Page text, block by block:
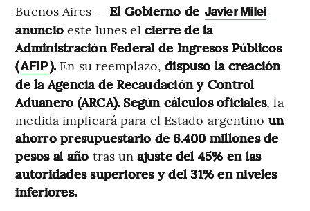
Buenos Aires — El Gobierno de Javier Milei
anuncióeste lunes el cierre de la
Administración Federal de Ingresos Públicos
(AFIP). En su reemplazo,dispuso la creación
de la Agencia de Recaudación y Control
Aduanero (ARCA). Según cálculos oficiales, la
medida implicará para el Estado argentino un
ahorro presupuestario de 6.400 millones de
pesos al año tras unajuste del 45% en las
autoridades superiores y del 31% en niveles
inferiores.